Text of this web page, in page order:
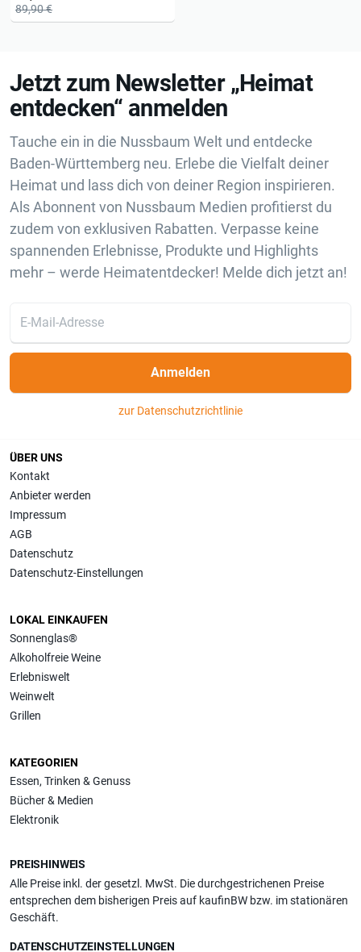
89,90 €
Jetzt zum Newsletter „Heimat
entdecken“ anmelden
Tauche ein in die Nussbaum Welt und entdecke
Baden-Württemberg neu. Erlebe die Vielfalt deiner
Heimat und lass dich von deiner Region inspirieren.
Als Abonnent von Nussbaum Medien profitierst du
zudem von exklusiven Rabatten. Verpasse keine
spannenden Erlebnisse, Produkte und Highlights
mehr – werde Heimatentdecker! Melde dich jetzt an!
Anmelden
zur Datenschutzrichtlinie
ÜBER UNS
Kontakt
Anbieter werden
Impressum
AGB
Datenschutz
Datenschutz-Einstellungen
LOKAL EINKAUFEN
Sonnenglas®
Alkoholfreie Weine
Erlebniswelt
Weinwelt
Grillen
KATEGORIEN
Essen, Trinken & Genuss
Bücher & Medien
Elektronik
PREISHINWEIS
Alle Preise inkl. der gesetzl. MwSt. Die durchgestrichenen Preise
entsprechen dem bisherigen Preis auf kaufinBW bzw. im stationären
Geschäft.
DATENSCHUTZEINSTELLUNGEN